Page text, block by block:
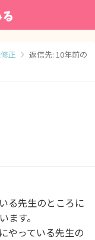
正
返信先: 10年前の
る先生のところに
す。
やっている先生の